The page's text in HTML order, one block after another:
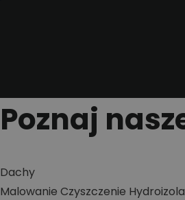
Poznaj
Dachy
Malowanie Czyszczenie